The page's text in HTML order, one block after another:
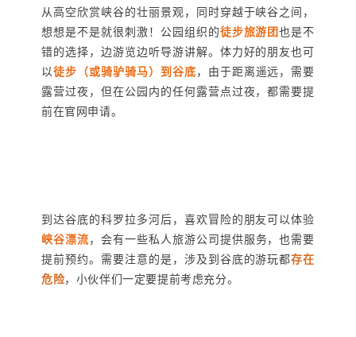
从高空欣赏峡谷的壮丽景观，同时穿越于峡谷之间，
想想是不是就很刺激！公园组织的徒步旅游团也是不
错的选择，边游览边听导游讲解。体力好的朋友也可
以徒步（或骑驴骑马）到谷底，由于距离遥远，需要
露营过夜，但在公园内的任何露营点过夜，都需要提
前在官网申请。
到达谷底的科罗拉多河后，喜欢冒险的朋友可以体验
峡谷漂流，会有一些私人旅游公司提供服务，也需要
提前预约。需要注意的是，涉及到谷底的游玩都存在
危险，小伙伴们一定要提前考虑充分。